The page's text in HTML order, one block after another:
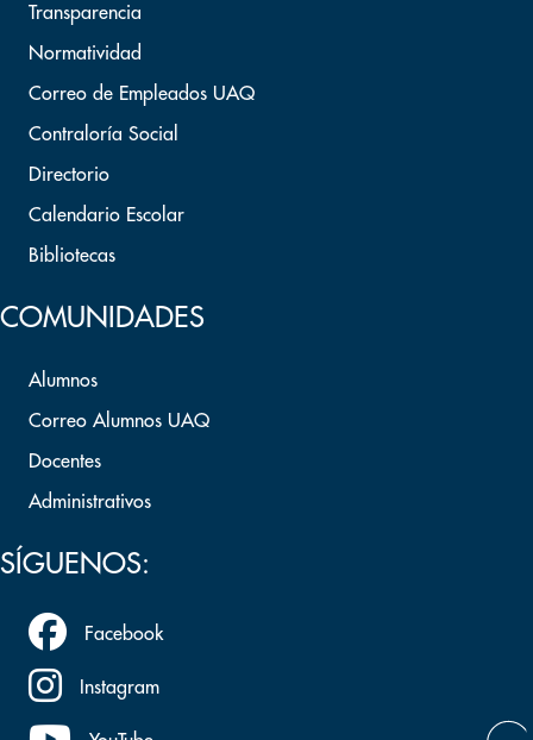
Transparencia
Normatividad
Correo de Empleados UAQ
Contraloría Social
Directorio
Calendario Escolar
Bibliotecas
COMUNIDADES
Alumnos
Correo Alumnos UAQ
Docentes
Administrativos
SÍGUENOS:
Facebook
Instagram